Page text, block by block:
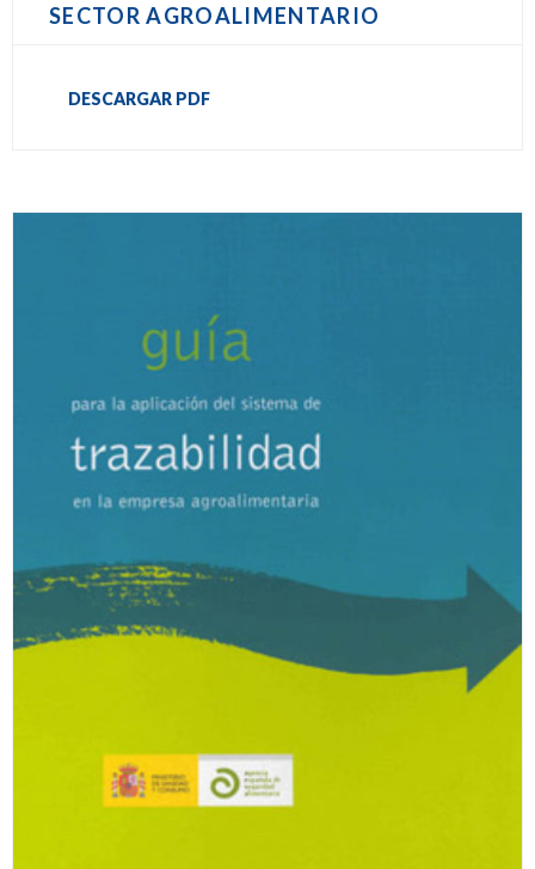
SECTOR AGROALIMENTARIO
DESCARGAR PDF